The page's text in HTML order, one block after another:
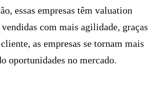
essas empresas têm valuation
com mais agilidade, graças
as empresas se tornam mais
oportunidades no mercado.